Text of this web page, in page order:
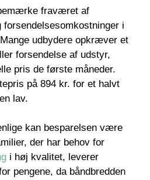
fraværet af
i
udbydere opkræver et
forsendelse af udstyr,
pris de første måneder.
på 894 kr. for et halvt
lav.
kan besparelsen være
der har behov for
i høj kvalitet, leverer
pengene, da båndbredden